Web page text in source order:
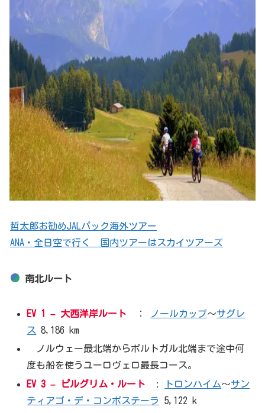
哲太郎お勧めJALパック海外ツアー
ANA・全日空で行く 国内ツアーはスカイツアーズ
南北ルート
EV 1 – 大西洋岸ルート ： ノールカップ〜サグレ
ス 8,186 km
ノルウェー最北端からポルトガル北端まで途中何
度も船を使うユーロヴェロ最長コース。
EV 3 –
ピルグリム・ルート : トロンハイム〜サン
ティアゴ・デ・コンポステーラ
5,122 k